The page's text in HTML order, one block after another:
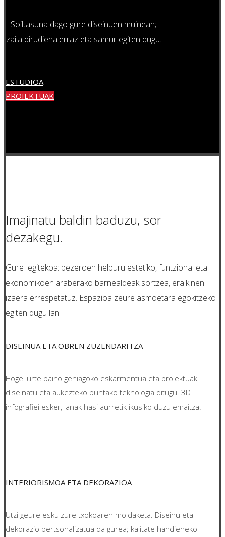
Soiltasuna dago gure diseinuen muinean;
zaila dirudiena erraz eta samur egiten dugu.
ESTUDIOA
PROIEKTUAK
Imajinatu baldin baduzu, sor
dezakegu.
Gure egitekoa: bezeroen helburu estetiko, funtzional eta
ekonomikoen araberako barnealdeak sortzea, eraikinen
izaera errespetatuz. Espazioa zeure asmoetara egokitzeko
egiten dugu lan.
DISEINUA ETA OBREN ZUZENDARITZA
Hogei urte baino gehiagoko eskarmentua eta proiektuak
diseinatu eta aukezteko puntako teknologia ditugu. 3D
infografiei esker, lanak hasi aurretik ikusiko duzu emaitza.
INTERIORISMOA ETA DEKORAZIOA
Utzi geure esku zure txokoaren moldaketa. Diseinu eta
dekorazio pertsonalizatua da gurea; kalitate handieneko